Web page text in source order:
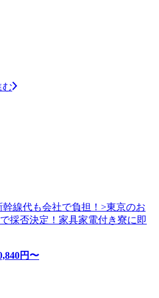
む
線代も会社で負担！>東京のお
採否決定！家具家電付き寮に即
円〜